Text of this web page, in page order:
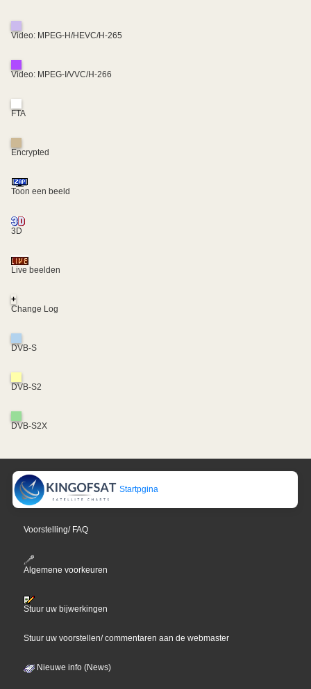
Video: MPEG-H/HEVC/H-265
Video: MPEG-I/VVC/H-266
FTA
Encrypted
Toon een beeld
3D
Live beelden
+
Change Log
DVB-S
DVB-S2
DVB-S2X
Startpgina
Voorstelling/ FAQ
Algemene voorkeuren
Stuur uw bijwerkingen
Stuur uw voorstellen/ commentaren aan de webmaster
Nieuwe info (News)